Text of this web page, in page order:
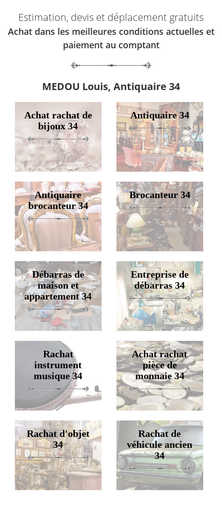
Estimation, devis et déplacement gratuits
Achat dans les meilleures conditions actuelles et
paiement au comptant
MEDOU Louis, Antiquaire 34
Achat rachat de
bijoux 34
Antiquaire 34
Antiquaire
brocanteur 34
Brocanteur 34
Débarras de
maison et
appartement 34
Entreprise de
débarras 34
Rachat
instrument
musique 34
Achat rachat
pièce de
monnaie 34
Rachat d'objet
34
Rachat de
véhicule ancien
34